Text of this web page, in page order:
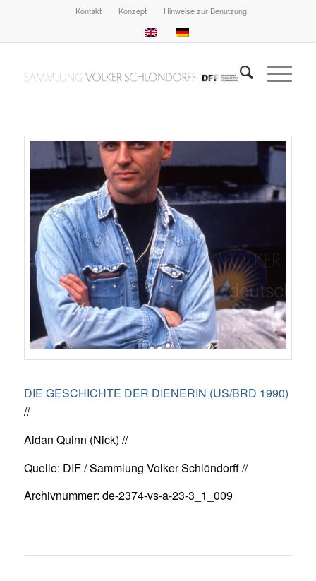
Kontakt Konzept Hinweise zur Benutzung
DIE GESCHICHTE DER DIENERIN (US/BRD 1990)
//
Aidan Quinn (Nick) //
Quelle: DIF / Sammlung Volker Schlöndorff //
Archivnummer: de-2374-vs-a-23-3_1_009